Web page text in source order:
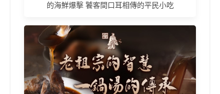
的海鮮爆擊 饕客間口耳相傳的平民小吃